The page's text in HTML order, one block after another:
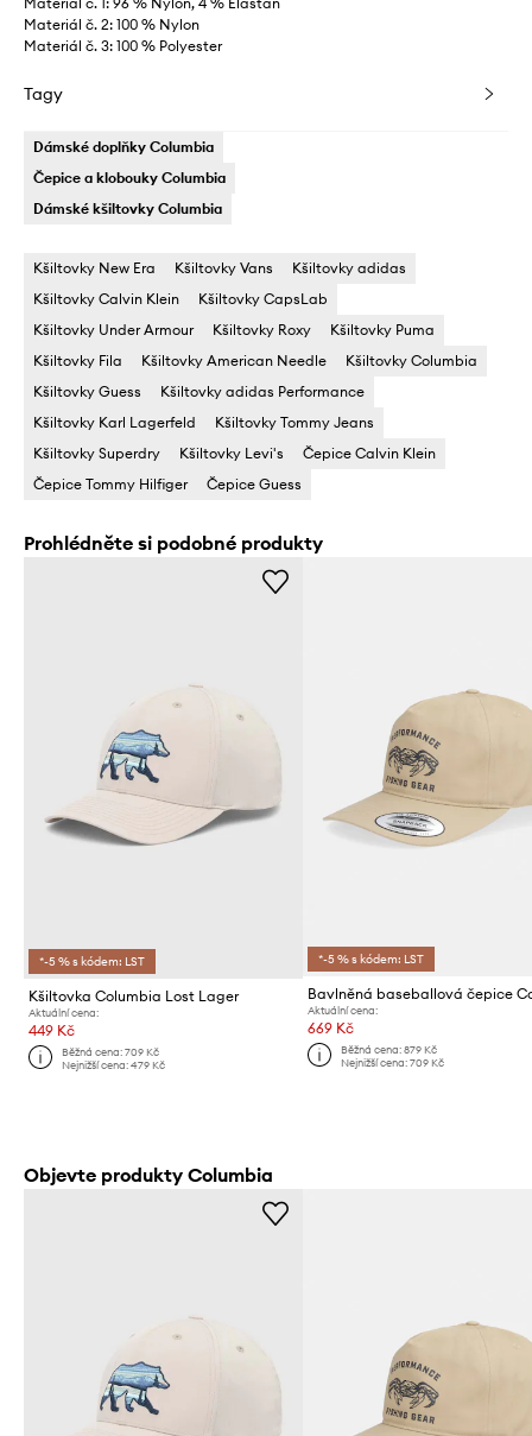
Materiál č. 2: 100 % Nylon
Materiál č. 3: 100 % Polyester
Tagy
Dámské doplňky Columbia
Čepice a klobouky Columbia
Dámské kšiltovky Columbia
Kšiltovky New Era Kšiltovky Vans
Kšiltovky adidas
Kšiltovky Calvin Klein
Kšiltovky CapsLab
Kšiltovky Under Armour
Kšiltovky Roxy
Kšiltovky Puma
Kšiltovky Fila
Kšiltovky American Needle
Kšiltovky Columbia
Kšiltovky Guess
Kšiltovky adidas Performance
Kšiltovky Karl Lagerfeld
Kšiltovky Tommy Jeans
Kšiltovky Superdry
Kšiltovky Levi's
Čepice Calvin Klein
Čepice Tommy Hilfiger
Čepice Guess
Prohlédněte si podobné produkty
*-5 % s kódem: LST
Kšiltovka Columbia Lost Lager
Aktuální cena:
449 Kč
Běžná cena:709 Kč
Nejnižší cena:479 Kč
*-5 % s kódem: LST
Aktuální cena:
669 Kč
Běžná cena: 879 Kč
Nejnižší cena: 709 Kč
Objevte produkty Columbia